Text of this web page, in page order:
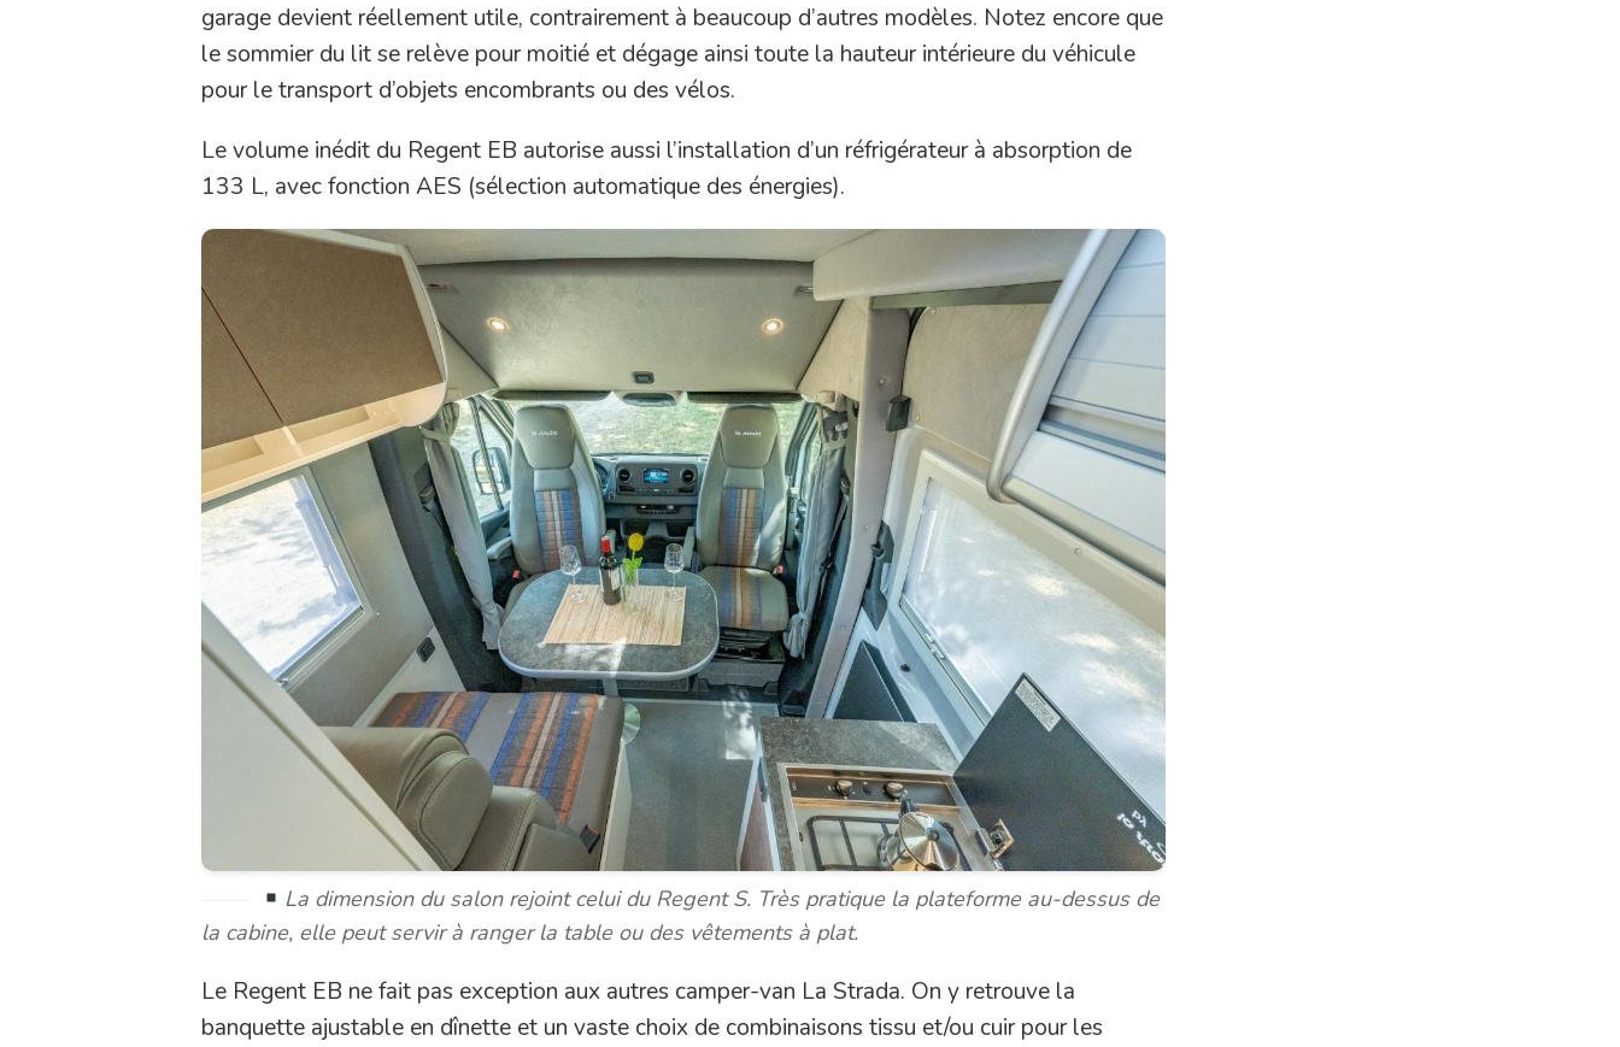
garage devient réellement utile, contrairement à beaucoup d’autres modèles. Notez encore que
le sommier du lit se relève pour moitié et dégage ainsi toute la hauteur intérieure du véhicule
pour le transport d’objets encombrants ou des vélos.
Le volume inédit du Regent EB autorise aussi l’installation d’un réfrigérateur à absorption de
133 L, avec fonction AES (sélection automatique des énergies).
La dimension du salon rejoint celui du Regent S. Très pratique la plateforme au-dessus de
la cabine, elle peut servir à ranger la table ou des vêtements à plat.
Le Regent EB ne fait pas exception aux autres camper-van La Strada. On y retrouve la
banquette ajustable en dînette et un vaste choix de combinaisons tissu et/ou cuir pour les